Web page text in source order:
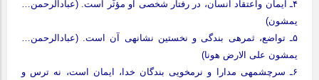
۴ـ ایمان واعتقاد انسان، در رفتار شخصی او مؤثّر است. (عبادالرحمن…
یمشون)
۵ـ تواضع، ثمره‏ی بندگی و نخستین نشانه‏ی آن است. (عبادالرحمن…
یمشون علی الارض هونا)
۶ـ سرچشمه‏ی مدارا و نرمخویی بندگان خدا، ایمان است، نه ترس و